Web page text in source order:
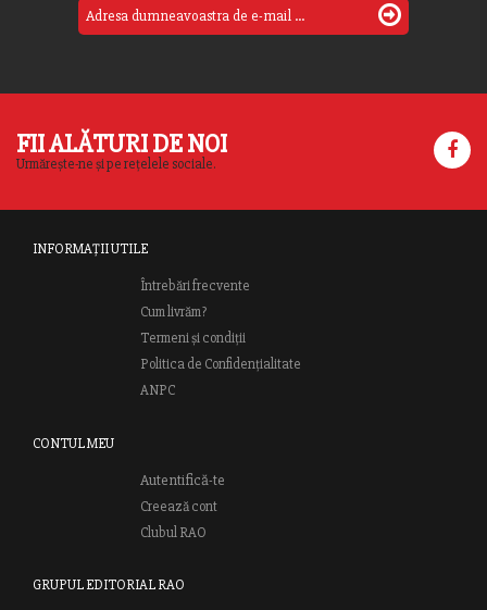
FII ALĂTURI DE NOI
Urmărește-ne și pe rețelele sociale.
INFORMAȚII UTILE
Întrebări frecvente
Cum livrăm?
Termeni și condiții
Politica de Confidențialitate
ANPC
CONTUL MEU
Autentifică-te
Creează cont
Clubul RAO
GRUPUL EDITORIAL RAO